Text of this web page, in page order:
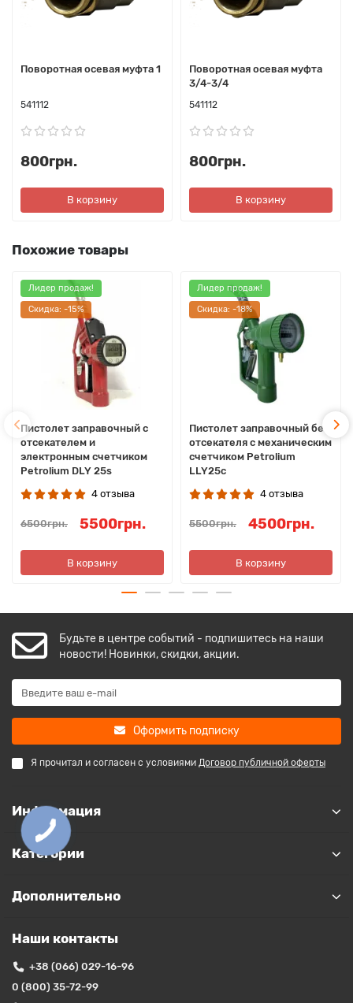
Поворотная осевая муфта 1
541112
800грн.
В корзину
Поворотная осевая муфта
3/4-3/4
541112
800грн.
В корзину
Похожие товары
Лидер продаж!
Cкидка: -15%
Пистолет заправочный c
отсекателем и
электронным счетчиком
Petrolium DLY 25s
4 отзыва
6500грн. 5500грн.
В корзину
Лидер продаж!
Cкидка: -18%
Пистолет заправочный без
отсекателя с механическим
счетчиком Petrolium
LLY25с
4 отзыва
5500грн. 4500грн.
В корзину
Будьте в центре событий - подпишитесь на наши
новости! Новинки, скидки, акции.
Оформить подписку
Я прочитал и согласен с условиями Договор публичной оферты
Информация
Категории
Дополнительно
Наши контакты
+38 (066) 029-16-96
0 (800) 35-72-99